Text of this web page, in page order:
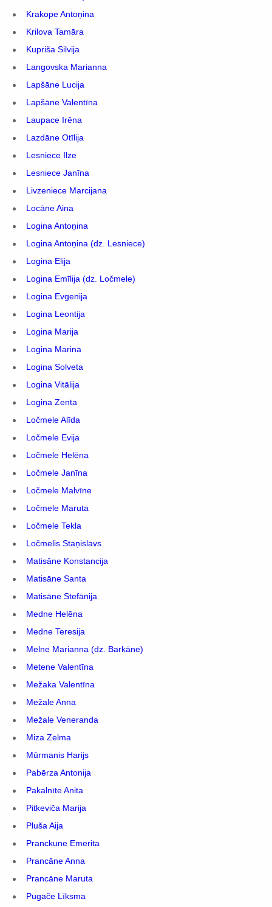
Krakope Antoņina
Krilova Tamāra
Kupriša Silvija
Langovska Marianna
Lapšāne Lucija
Lapšāne Valentīna
Laupace Irēna
Lazdāne Otīlija
Lesniece Ilze
Lesniece Janīna
Livzeniece Marcijana
Locāne Aina
Logina Antoņina
Logina Antoņina (dz. Lesniece)
Logina Elija
Logina Emīlija (dz. Ločmele)
Logina Evgenija
Logina Leontija
Logina Marija
Logina Marina
Logina Solveta
Logina Vitālija
Logina Zenta
Ločmele Alīda
Ločmele Evija
Ločmele Helēna
Ločmele Janīna
Ločmele Malvīne
Ločmele Maruta
Ločmele Tekla
Ločmelis Staņislavs
Matisāne Konstancija
Matisāne Santa
Matisāne Stefānija
Medne Helēna
Medne Teresija
Melne Marianna (dz. Barkāne)
Metene Valentīna
Mežaka Valentīna
Mežale Anna
Mežale Veneranda
Miza Zelma
Mūrmanis Harijs
Pabērza Antonija
Pakalnīte Anita
Pitkeviča Marija
Pluša Aija
Pranckune Emerita
Prancāne Anna
Prancāne Maruta
Pugače Līksma